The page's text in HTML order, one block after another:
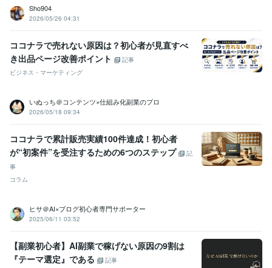
Sho904
2026/05/26 04:31
ココナラで売れない原因は？初心者が見直すべ
き出品ページ改善ポイント
記事
ビジネス・マーケティング
いぬっち＠コンテンツ×仕組み化副業のプロ
2026/05/18 09:34
ココナラで累計販売実績100件達成！初心者
が“初案件”を受注するための6つのステップ
記
事
コラム
ヒサ＠AI×ブログ初心者専門サポーター
2025/06/11 03:52
【副業初心者】AI副業で稼げない原因の9割は
『テーマ選定』である
記事